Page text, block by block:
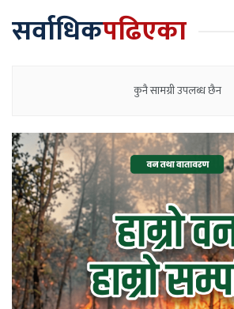
सर्वाधिकपढिएका
कुनै सामग्री उपलब्ध छैन